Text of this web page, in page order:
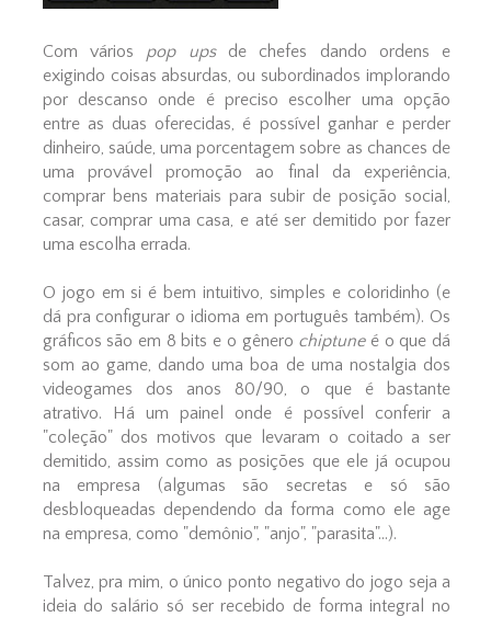
Com vários pop upsde chefes dando ordens e
exigindo coisas absurdas, ou subordinados implorando
por descanso onde é preciso escolher uma opção
entre as duas oferecidas, é possível ganhar e perder
dinheiro, saúde, uma porcentagem sobre as chances de
uma provável promoção ao final da experiência,
comprar bens materiais para subir de posição social,
casar, comprar uma casa, e até ser demitido por fazer
uma escolha errada.
O jogo em si é bem intuitivo, simples e coloridinho (e
dá pra configurar o idioma em português também). Os
gráficos são em 8 bits e o gênero chiptuneé o que dá
som ao game, dando uma boa de uma nostalgia dos
videogames dos anos 80/90, o que é bastante
atrativo. Há um painel onde é possível conferir a
"coleção" dos motivos que levaram o coitado a ser
demitido, assim como as posições que ele já ocupou
na empresa (algumas são secretas e só são
desbloqueadas dependendo da forma como ele age
na empresa, como "demônio", "anjo", "parasita"...).
Talvez, pra mim, o único ponto negativo do jogo seja a
ideia do salário só ser recebido de forma integral no